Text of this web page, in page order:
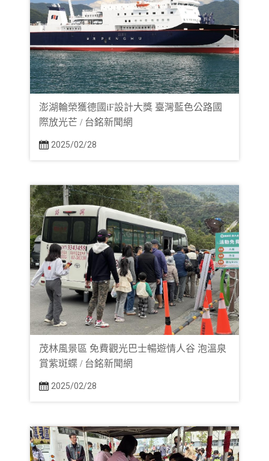
澎湖輪榮獲德國iF設計大獎 臺灣藍色公路國
際放光芒 / 台銘新聞網
2025/02/28
茂林風景區 免費觀光巴士暢遊情人谷 泡溫泉
賞紫斑蝶 / 台銘新聞網
2025/02/28